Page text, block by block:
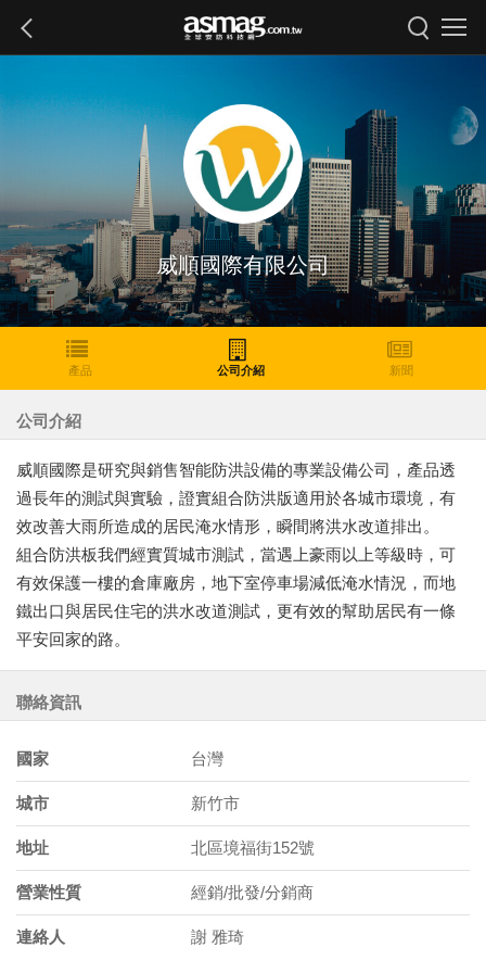
威順國際有限公司
產品 公司介紹 新聞
公司介紹
威順國際是研究與銷售智能防洪設備的專業設備公司，產品透
過長年的測試與實驗，證實組合防洪版適用於各城市環境，有
效改善大雨所造成的居民淹水情形，瞬間將洪水改道排出。
組合防洪板我們經實質城市測試，當遇上豪雨以上等級時，可
有效保護一樓的倉庫廠房，地下室停車場減低淹水情況，而地
鐵出口與居民住宅的洪水改道測試，更有效的幫助居民有一條
平安回家的路。
聯絡資訊
國家 台灣
城市 新竹市
地址 北區境福街152號
營業性質 經銷/批發/分銷商
連絡人 謝 雅琦